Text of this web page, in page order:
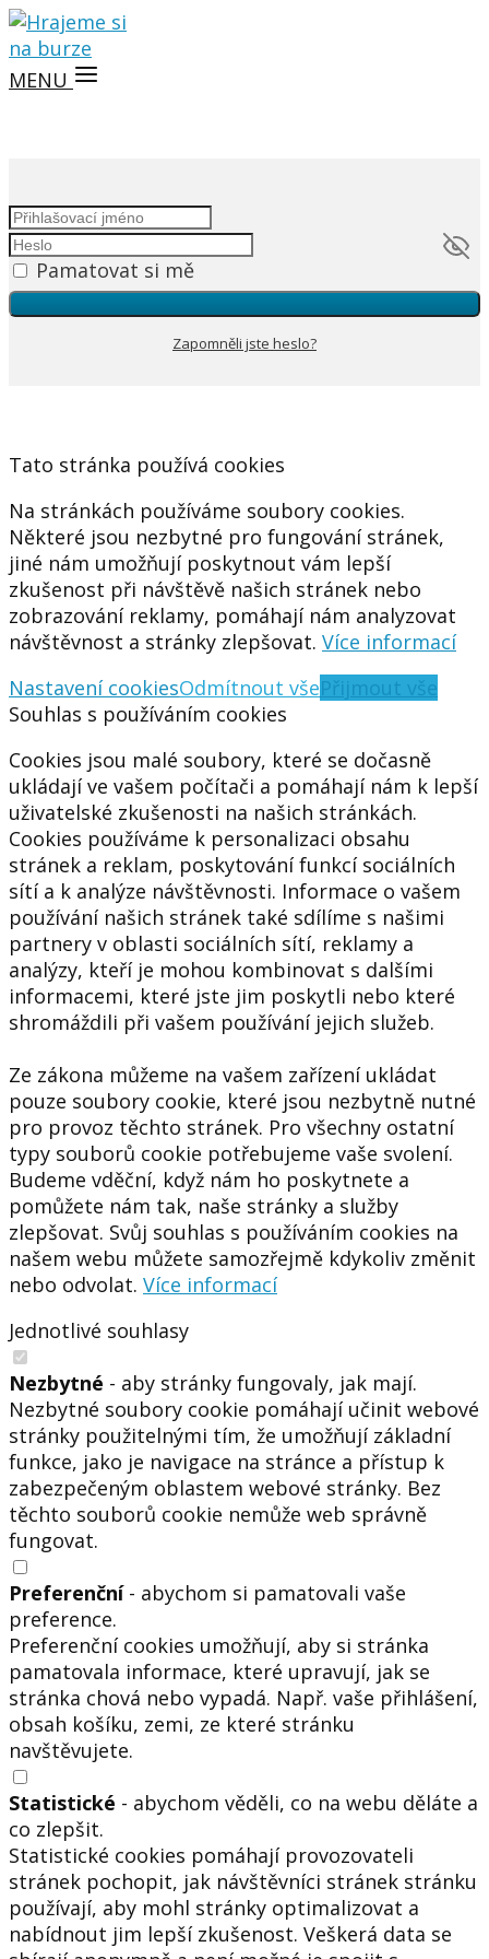
MENU
Pamatovat si mě
Zapomněli jste heslo?
Tato stránka používá cookies
Na stránkách používáme soubory cookies.
Některé jsou nezbytné pro fungování stránek,
jiné nám umožňují poskytnout vám lepší
zkušenost při návštěvě našich stránek nebo
zobrazování reklamy, pomáhají nám analyzovat
návštěvnost a stránky zlepšovat. Více informací
Nastavení cookiesOdmítnout všePřijmout vše
Souhlas s používáním cookies
Cookies jsou malé soubory, které se dočasně
ukládají ve vašem počítači a pomáhají nám k lepší
uživatelské zkušenosti na našich stránkách.
Cookies používáme k personalizaci obsahu
stránek a reklam, poskytování funkcí sociálních
sítí a k analýze návštěvnosti. Informace o vašem
používání našich stránek také sdílíme s našimi
partnery v oblasti sociálních sítí, reklamy a
analýzy, kteří je mohou kombinovat s dalšími
informacemi, které jste jim poskytli nebo které
shromáždili při vašem používání jejich služeb.
Ze zákona můžeme na vašem zařízení ukládat
pouze soubory cookie, které jsou nezbytně nutné
pro provoz těchto stránek. Pro všechny ostatní
typy souborů cookie potřebujeme vaše svolení.
Budeme vděční, když nám ho poskytnete a
pomůžete nám tak, naše stránky a služby
zlepšovat. Svůj souhlas s používáním cookies na
našem webu můžete samozřejmě kdykoliv změnit
nebo odvolat. Více informací
Jednotlivé souhlasy
Nezbytné - aby stránky fungovaly, jak mají.
Nezbytné soubory cookie pomáhají učinit webové
stránky použitelnými tím, že umožňují základní
funkce, jako je navigace na stránce a přístup k
zabezpečeným oblastem webové stránky. Bez
těchto souborů cookie nemůže web správně
fungovat.
Preferenční- abychom si pamatovali vaše
preference.
Preferenční cookies umožňují, aby si stránka
pamatovala informace, které upravují, jak se
stránka chová nebo vypadá. Např. vaše přihlášení,
obsah košíku, zemi, ze které stránku
navštěvujete.
Statistické - abychom věděli, co na webu děláte a
co zlepšit.
Statistické cookies pomáhají provozovateli
stránek pochopit, jak návštěvníci stránek stránku
používají, aby mohl stránky optimalizovat a
nabídnout jim lepší zkušenost. Veškerá data se